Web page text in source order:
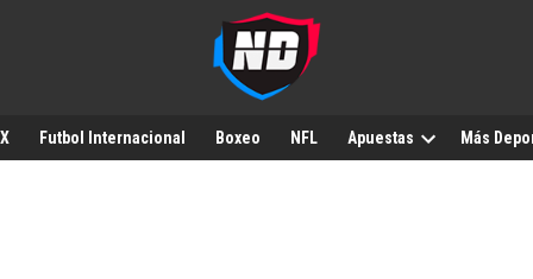
Futbol Internacional Boxeo NFL Apuestas Más